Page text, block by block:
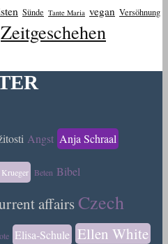
Sünde Tante Maria vegan Versöhnung
Zeitgeschehen
Angst Anja Schraal
Krueger Beten Bibel
affairs Czech
Elisa-Schule Ellen White